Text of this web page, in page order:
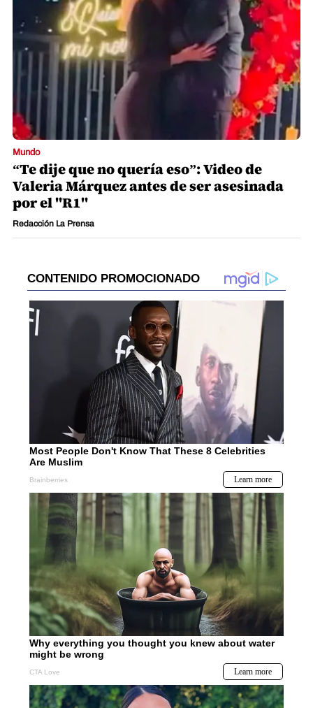
Mundo
“Te dije que no quería eso”: Video de
Valeria Márquez antes de ser asesinada
por el "R1"
Redacción La Prensa